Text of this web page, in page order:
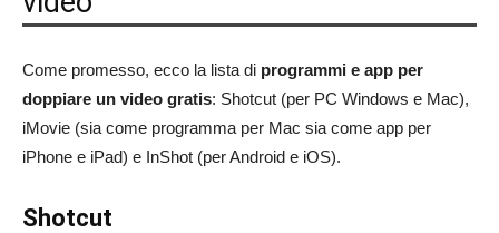
Come promesso, ecco la lista di programmi e app per
doppiare un video gratis: Shotcut (per PC Windows e Mac),
iMovie (sia come programma per Mac sia come app per
iPhone e iPad) e InShot (per Android e iOS).
Shotcut